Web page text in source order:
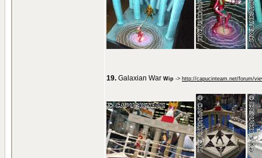
19. Galaxian War Wip -> http://capucinteam.net/forum/